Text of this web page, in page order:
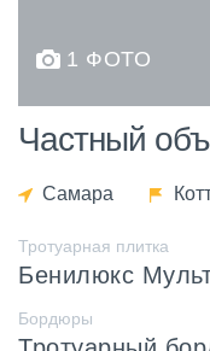
1 ФОТО
Частный
Самара
Тротуарная плитка
Бенилюкс
Бордюры